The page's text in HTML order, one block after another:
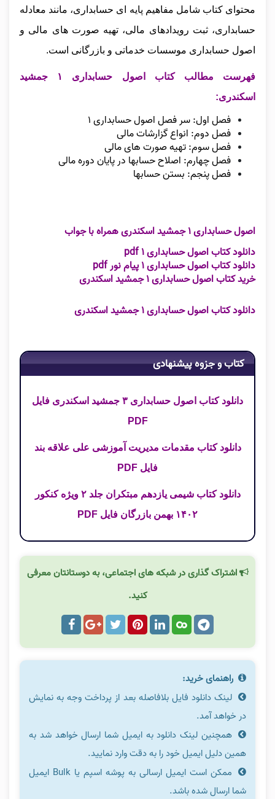
محتوای کتاب شامل مفاهیم پایه‌ ای حسابداری، مانند معادله
حسابداری، ثبت رویدادهای مالی، تهیه صورت‌ های مالی و
اصول حسابداری موسسات خدماتی و بازرگانی است.
فهرست مطالب کتاب اصول حسابداری ۱ جمشید
اسکندری:
فصل اول: سر فصل اصول حسابداری ۱
فصل دوم: انواع گزارشات مالی
فصل سوم: تهیه صورت های مالی
فصل چهارم: اصلاح حسابها در پایان دوره مالی
فصل پنجم: بستن حسابها
اصول حسابداری ۱ جمشید اسکندری همراه با جواب
دانلود کتاب اصول حسابداری ۱ pdf
دانلود کتاب اصول حسابداری ۱ پیام نور pdf
خرید کتاب اصول حسابداری ۱ جمشید اسکندری
دانلود کتاب اصول حسابداری ۱ جمشید اسکندری
کتاب و جزوه پیشنهادی
دانلود کتاب اصول حسابداری ۳ جمشید اسکندری فایل
PDF
دانلود کتاب مقدمات مدیریت آموزشی علی علاقه بند
فایل PDF
دانلود کتاب شیمی یازدهم مبتکران جلد ۲ ویژه کنکور
۱۴۰۲ بهمن بازرگان فایل PDF
اشتراک گذاری در شبکه های اجتماعی، به دوستانتان معرفی
کنید.
راهنمای خرید:
لینک دانلود فایل بلافاصله بعد از پرداخت وجه به نمایش
در خواهد آمد.
همچنین لینک دانلود به ایمیل شما ارسال خواهد شد به
همین دلیل ایمیل خود را به دقت وارد نمایید.
ممکن است ایمیل ارسالی به پوشه اسپم یا Bulk ایمیل
شما ارسال شده باشد.